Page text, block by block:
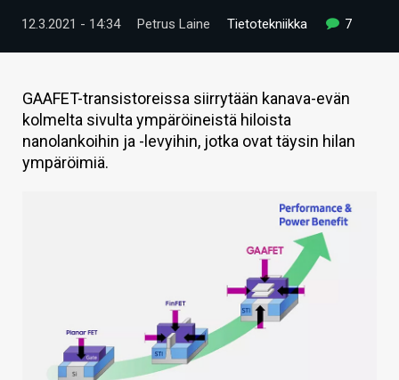
TECHBBS
HINTA.FI
KAUPPA
VAIHDA TEEMA
12.3.2021 - 14:34 Petrus Laine Tietotekniikka 7
GAAFET-transistoreissa siirrytään kanava-evän
kolmelta sivulta ympäröineistä hiloista
nanolankoihin ja -levyihin, jotka ovat täysin hilan
ympäröimiä.